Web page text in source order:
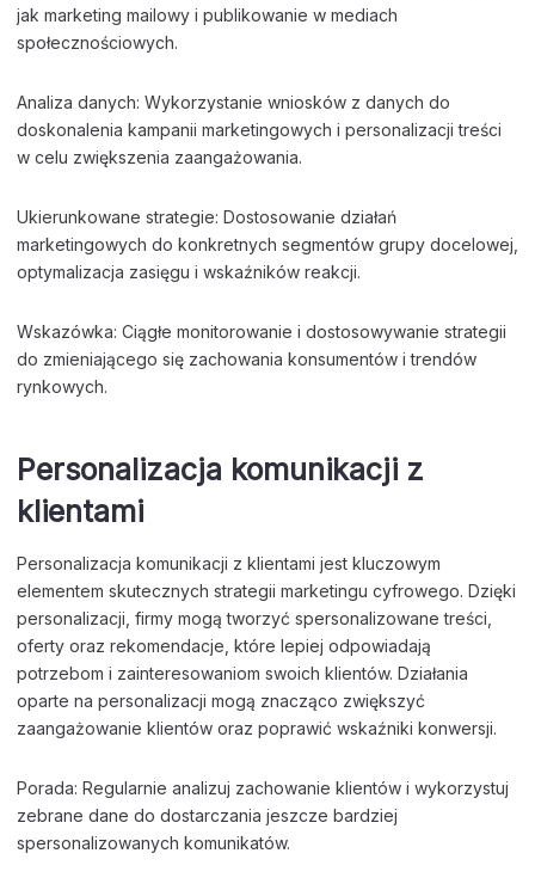
jak marketing mailowy i publikowanie w mediach
społecznościowych.
Analiza danych: Wykorzystanie wniosków z danych do
doskonalenia kampanii marketingowych i personalizacji treści
w celu zwiększenia zaangażowania.
Ukierunkowane strategie: Dostosowanie działań
marketingowych do konkretnych segmentów grupy docelowej,
optymalizacja zasięgu i wskaźników reakcji.
Wskazówka: Ciągłe monitorowanie i dostosowywanie strategii
do zmieniającego się zachowania konsumentów i trendów
rynkowych.
Personalizacja komunikacji z
klientami
Personalizacja komunikacji z klientami jest kluczowym
elementem skutecznych strategii marketingu cyfrowego. Dzięki
personalizacji, firmy mogą tworzyć spersonalizowane treści,
oferty oraz rekomendacje, które lepiej odpowiadają
potrzebom i zainteresowaniom swoich klientów. Działania
oparte na personalizacji mogą znacząco zwiększyć
zaangażowanie klientów oraz poprawić wskaźniki konwersji.
Porada: Regularnie analizuj zachowanie klientów i wykorzystuj
zebrane dane do dostarczania jeszcze bardziej
spersonalizowanych komunikatów.